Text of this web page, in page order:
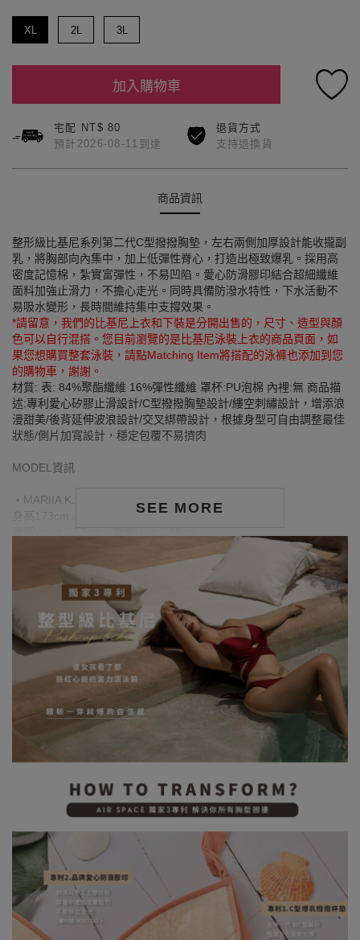
XL 2L 3L
加入購物車
宅配 NT$ 80
預計2026-08-11到達
退貨方式
支持退換貨
商品資訊
SEE MORE
整形級比基尼系列第二代C型撥撥胸墊，左右兩側加厚設計能收攏副
乳，將胸部向內集中，加上低彈性脊心，打造出極致爆乳。採用高
密度記憶棉，紮實富彈性，不易凹陷。愛心防滑膠印結合超細纖維
面料加強止滑力，不擔心走光。同時具備防潑水特性，下水活動不
易吸水變形，長時間維持集中支撐效果。
*請留意，我們的比基尼上衣和下裝是分開出售的，尺寸、造型與顏
色可以自行混搭。您目前瀏覽的是比基尼泳裝上衣的商品頁面，如
果您想購買整套泳裝，請點Matching Item將搭配的泳褲也添加到您
的購物車，謝謝。
材質: 表: 84%聚酯纖維 16%彈性纖維 罩杯:PU泡棉 內裡:無 商品描
述:專利愛心矽膠止滑設計/C型撥撥胸墊設計/縷空刺繡設計，增添浪
漫甜美/後背延伸波浪設計/交叉綁帶設計，根據身型可自由調整最佳
狀態/側片加寬設計，穩定包覆不易擠肉
MODEL資訊
‧MARIIA K.
身高173cm／胸圍Bust：83cm